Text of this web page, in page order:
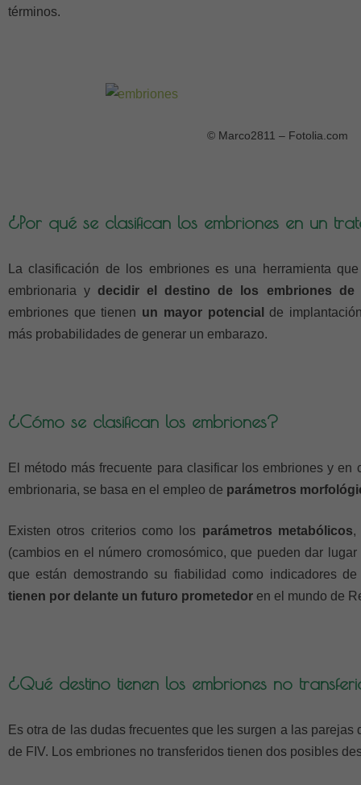
términos.
© Marco2811 – Fotolia.com
¿Por qué se clasifican los embriones en un
La clasificación de los embriones es una herramienta
embrionaria ydecidir el destino de los embriones de
embriones que tienen un mayor potencial de
más probabilidades de generar un embarazo.
¿Cómo se clasifican los embriones?
El método más frecuente para clasificar los embriones y en
embrionaria, se basa en el empleo de parámetros
Existen otros criterios como los parámetros metabólicos,
(cambios en el número cromosómico, que pueden dar
que están demostrando su fiabilidad como indicadores
tienen por delante un futuro prometedor en el mundo de
¿Qué destino tienen los embriones no
Es otra de las dudas frecuentes que les surgen a las parejas
de FIV. Los embriones no transferidos tienen dos posibles